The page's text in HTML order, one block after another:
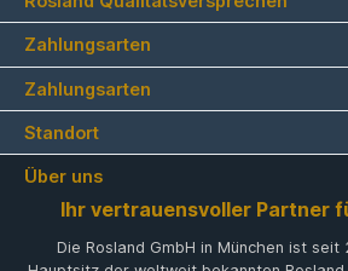
Zahlungsarten
Zahlungsarten
Standort
Über uns
Ihr vertrauensvoller Partner
Die Rosland GmbH in München ist